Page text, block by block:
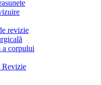
revizie
a corpului
Revizie